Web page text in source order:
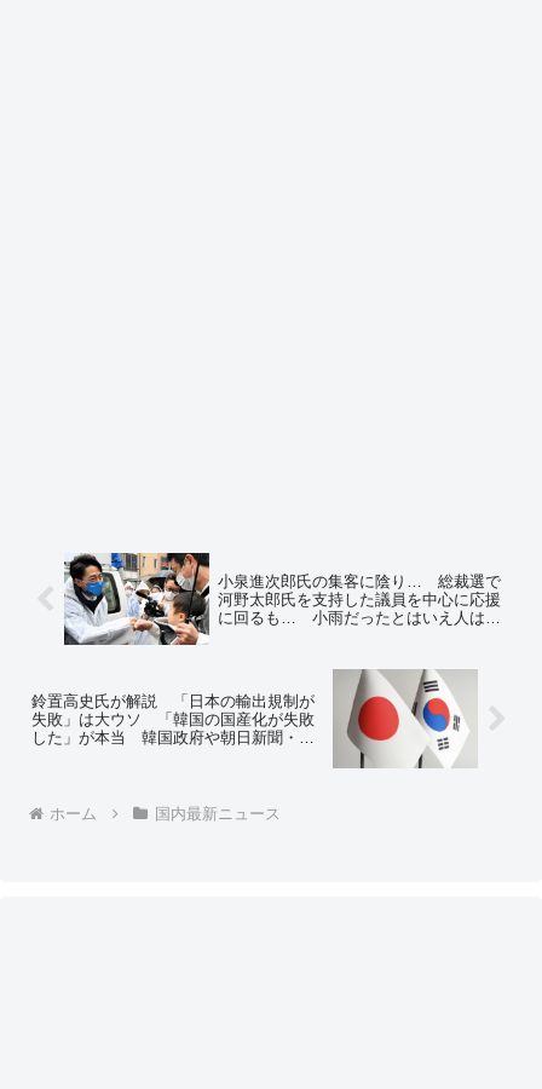
小泉進次郎氏の集客に陰り… 総裁選で
河野太郎氏を支持した議員を中心に応援
に回るも… 小雨だったとはいえ人は集
ないよな？ ビニール傘使ってないよ
な？」
鈴置高史氏が解説 「日本の輸出規制が
失敗」は大ウソ 「韓国の国産化が失敗
した」が本当 韓国政府や朝日新聞・箱
毎月成功してるだろ！ｗｗｗｗ」
ホーム 国内最新ニュース